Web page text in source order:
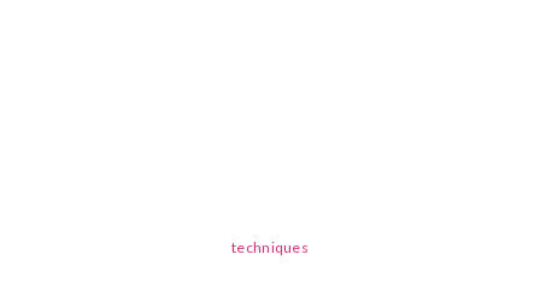
techniques